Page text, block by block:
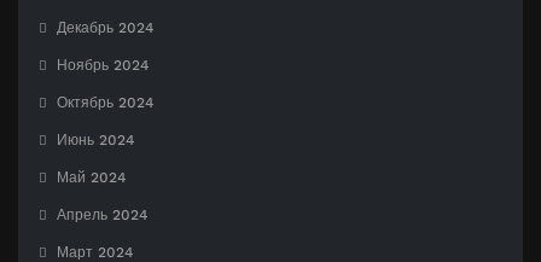
Декабрь 2024
Ноябрь 2024
Октябрь 2024
Июнь 2024
Май 2024
Апрель 2024
Март 2024